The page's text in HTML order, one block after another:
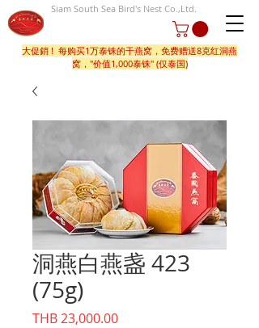
Siam South Sea Bird's Nest Co.,Ltd.
大促銷 ! 每购买1万泰铢的干燕窝，免费赠送8克红洞燕
窝，"价值1,000泰铢" (仅泰国)
洞燕白燕盏 423
(75g)
THB 23,000.00價